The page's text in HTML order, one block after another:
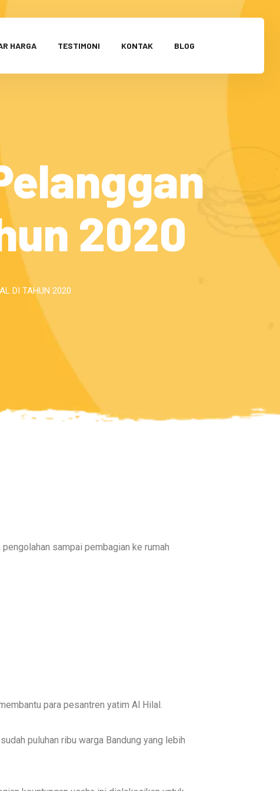
HARGA TESTIMONI KONTAK BLOG
2020
DI TAHUN 2020
sampai pembagian ke rumah
para pesantren yatim Al Hilal.
puluhan ribu warga Bandung yang lebih